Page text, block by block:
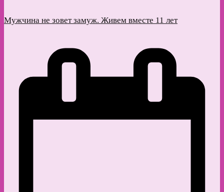
Мужчина не зовет замуж. Живем вместе 11 лет